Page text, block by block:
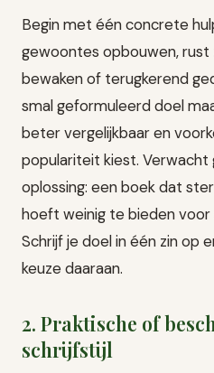
Begin met één concrete
gewoontes opbouwen, rust
bewaken of terugkerend
smal geformuleerd doel
beter vergelijkbaar en
populariteit kiest.
oplossing: een boek dat
hoeft weinig te bieden voor
Schrijf je doel in één zin op
keuze daaraan.
2. Praktische of
schrijfstijl